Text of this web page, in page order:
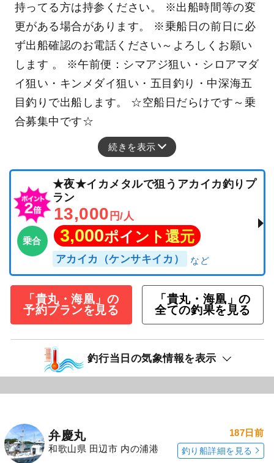
持ってる方は持参ください。 ※出船時間等の変
更がある場合があります。 ※乗船日の前日に必
ず出船確認のお電話ください～よろしくお願い
します 。 ※午前便：シマアジ狙い・シロアマダ
イ狙い・キンメダイ狙い・五目釣り・中深海五
目釣りで出船します。 ☆空船日だらけです～乗
合募集中です☆
続きを表示
乗合
★夜★イカメタルで狙うアカイカ釣りプ
ラン
13,000 円/人
3,000ポイント還元
アカイカ（ケンサキイカ）
「貴丸・海凰」の
予約プランを見る
「貴丸・海凰」の
全ての釣果を見る
釣行当日の気象情報を表示
弁慶丸
和歌山県 田辺市 内の浦港
187日前
釣り船詳細を見る